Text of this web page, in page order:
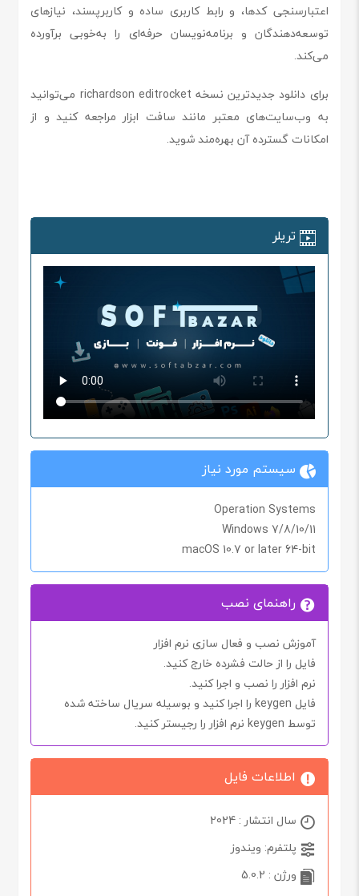
اعتبارسنجی کدها، و رابط کاربری ساده و کاربرپسند، نیازهای
توسعه‌دهندگان و برنامه‌نویسان حرفه‌ای را به‌خوبی برآورده
می‌کند.
برای دانلود جدیدترین نسخه richardson editrocket می‌توانید
به وب‌سایت‌های معتبر مانند سافت ابزار مراجعه کنید و از
امکانات گسترده آن بهره‌مند شوید.
تریلر
سیستم مورد نیاز
Operation Systems
Windows 7/8/10/11
macOS 10.7 or later 64-bit
راهنمای نصب
آموزش نصب و فعال سازی نرم افزار
فایل را از حالت فشرده خارج کنید.
نرم افزار را نصب و اجرا کنید.
فایل keygen را اجرا کنید و بوسیله سریال ساخته شده
توسط keygen نرم افزار را رجیستر کنید.
اطلاعات فایل
سال انتشار : 2024
پلتفرم: ویندوز
ورژن : 5.0.2